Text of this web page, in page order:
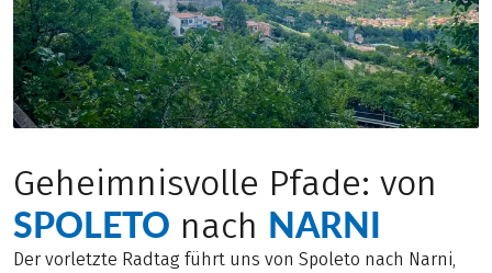
Geheimnisvolle Pfade: von
SPOLETO nach NARNI
Der vorletzte Radtag führt uns von Spoleto nach Narni,